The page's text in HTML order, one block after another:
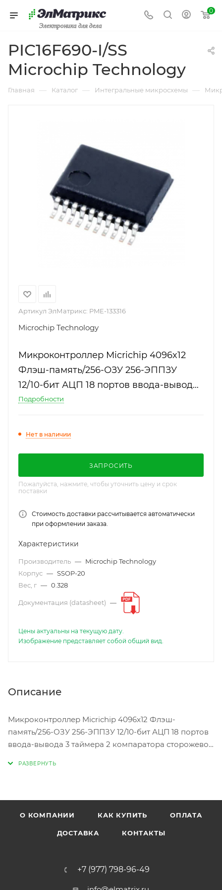
Электроника для дела
0
PIC16F690-I/SS
Microchip Technology
Главная — Каталог — Интегральные микросхемы —
Артикул ЭлМатрикс: PME-133316
Microchip Technology
Микроконтроллер Micrichip 4096x12
Флэш-память/256-ОЗУ 256-ЭППЗУ
12/10-бит АЦП 18 портов ввода-вывода
3 таймера 2 компаратора сторожевой
10бит
Подробности
Нет в наличии
ЗАПРОСИТЬ
Пожалуйста, нажмите, чтобы уточнить цену и срок
поставки
Стоимость доставки рассчитывается автоматически
при оформлении заказа.
Характеристики
Производитель — Microchip Technology
Корпус — SSOP-20
Вес, г — 0.328
Документация (datasheet) —
Цены актуальны на текущую дату.
Изображение представляет собой общий вид.
Описание
Микроконтроллер Micrichip 4096x12 Флэш-
память/256-ОЗУ 256-ЭППЗУ 12/10-бит АЦП 18 портов
ввода-вывода 3 таймера 2 компаратора сторожевой
О КОМПАНИИ КАК КУПИТЬ ОПЛАТА
ДОСТАВКА КОНТАКТЫ
+7 (977) 798-96-49